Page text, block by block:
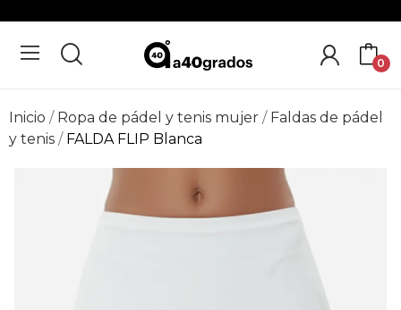
0
Inicio Ropa de pádel y tenis mujer
Faldas de pádel
y tenis
FALDA FLIP Blanca